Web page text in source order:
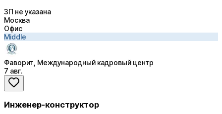
ЗП не указана
Москва
Офис
Middle
Фаворит, Международный кадровый центр
7 авг.
Инженер-конструктор